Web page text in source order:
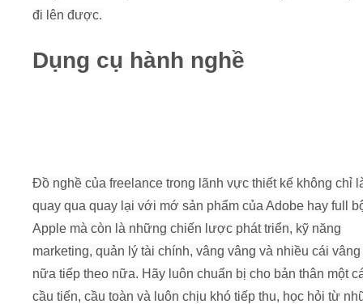
đi lên được.
Dụng cụ hành nghề
Đồ nghề của freelance trong lãnh vực thiết kế không chỉ
quay qua quay lại với mớ sản phẩm của Adobe hay full
Apple mà còn là những chiến lược phát triển, kỹ năng
marketing, quản lý tài chính, vâng vâng và nhiều cái
nữa tiếp theo nữa. Hãy luôn chuẩn bị cho bản thân một
cầu tiến, cầu toàn và luôn chịu khó tiếp thu, học hỏi từ